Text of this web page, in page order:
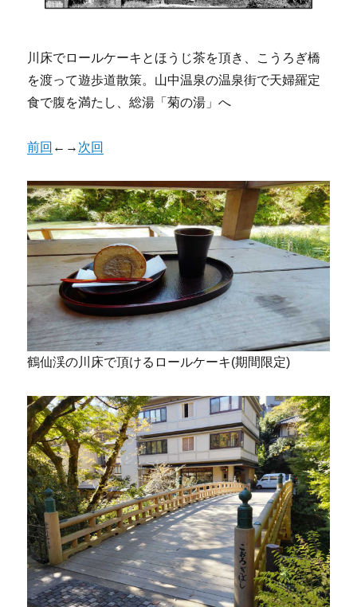
川床でロールケーキとほうじ茶を頂き、こうろぎ橋
を渡って遊歩道散策。山中温泉の温泉街で天婦羅定
食で腹を満たし、総湯「菊の湯」へ
前回 ←→ 次回
鶴仙渓の川床で頂けるロールケーキ(期間限定)